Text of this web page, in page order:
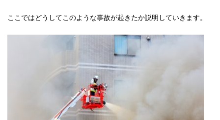
ここではどうしてこのような事故が起きたか説明していきます。